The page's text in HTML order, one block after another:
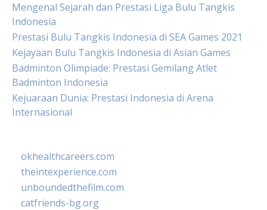
Mengenal Sejarah dan Prestasi Liga Bulu Tangkis
Indonesia
Prestasi Bulu Tangkis Indonesia di SEA Games 2021
Kejayaan Bulu Tangkis Indonesia di Asian Games
Badminton Olimpiade: Prestasi Gemilang Atlet
Badminton Indonesia
Kejuaraan Dunia: Prestasi Indonesia di Arena
Internasional
okhealthcareers.com
theintexperience.com
unboundedthefilm.com
catfriends-bg.org